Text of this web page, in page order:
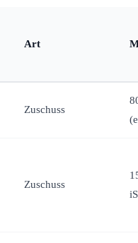
Art
Zuschuss
Zuschuss